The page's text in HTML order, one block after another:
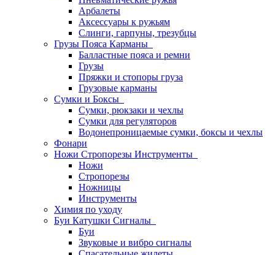
Арбалеты
Аксессуары к ружьям
Слинги, гарпуны, трезубцы
Грузы Пояса Карманы
Балластные пояса и ремни
Грузы
Пряжки и стопоры груза
Грузовые карманы
Сумки и Боксы
Сумки, рюкзаки и чехлы
Сумки для регуляторов
Водонепроницаемые сумки, боксы и чехлы
Фонари
Ножи Стропорезы Инструменты
Ножи
Стропорезы
Ножницы
Инструменты
Химия по уходу
Буи Катушки Сигналы
Буи
Звуковые и вибро сигналы